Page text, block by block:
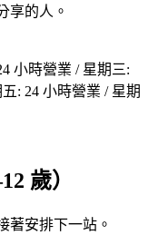
享的人。
小時營業 / 星期三:
: 24 小時營業 / 星期
12 歲）
著安排下一站。